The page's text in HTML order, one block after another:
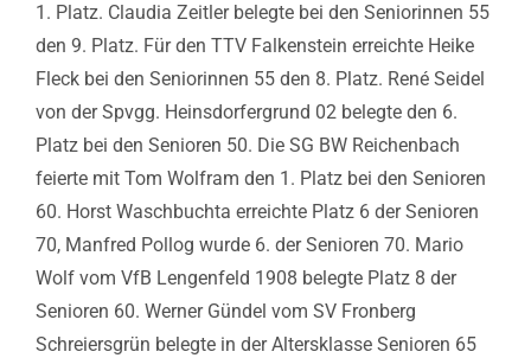
1. Platz. Claudia Zeitler belegte bei den Seniorinnen 55
den 9. Platz. Für den TTV Falkenstein erreichte Heike
Fleck bei den Seniorinnen 55 den 8. Platz. René Seidel
von der Spvgg. Heinsdorfergrund 02 belegte den 6.
Platz bei den Senioren 50. Die SG BW Reichenbach
feierte mit Tom Wolfram den 1. Platz bei den Senioren
60. Horst Waschbuchta erreichte Platz 6 der Senioren
70, Manfred Pollog wurde 6. der Senioren 70. Mario
Wolf vom VfB Lengenfeld 1908 belegte Platz 8 der
Senioren 60. Werner Gündel vom SV Fronberg
Schreiersgrün belegte in der Altersklasse Senioren 65